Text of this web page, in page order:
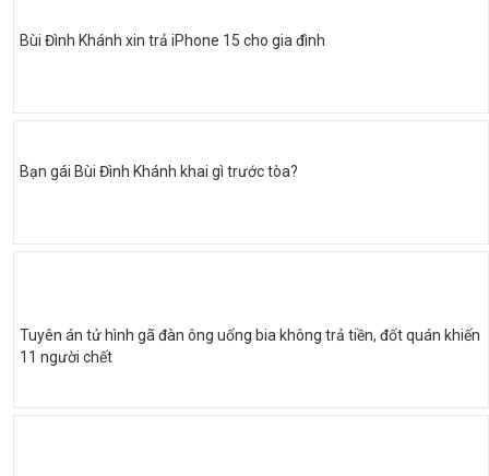
Bùi Đình Khánh xin trả iPhone 15 cho gia đình
Bạn gái Bùi Đình Khánh khai gì trước tòa?
Tuyên án tử hình gã đàn ông uống bia không trả tiền, đốt quán khiến
11 người chết